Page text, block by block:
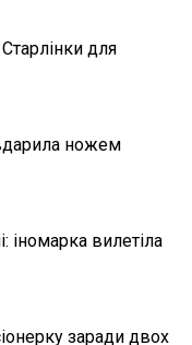
для
ножем
вилетіла
заради двох